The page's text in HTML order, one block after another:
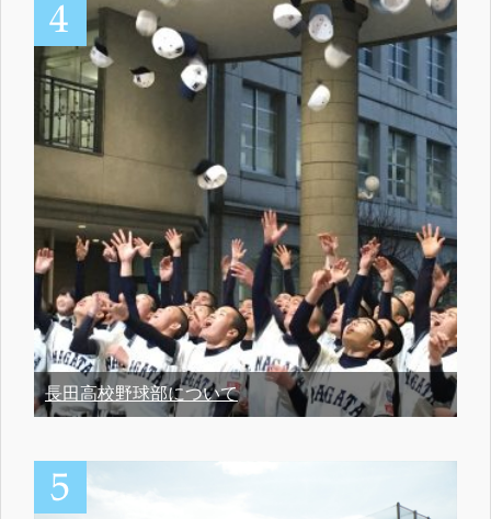
長田高校野球部について